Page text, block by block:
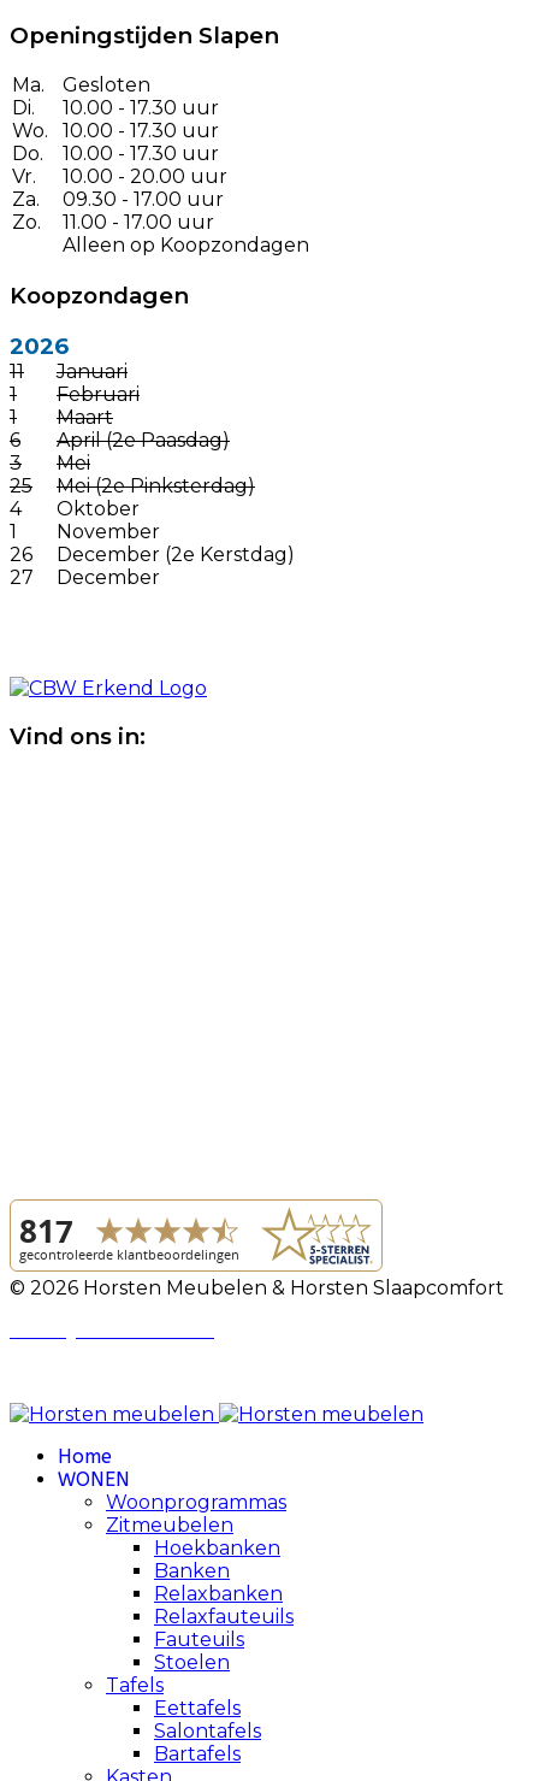
Openingstijden Slapen
Ma.
Di.
Wo.
Do.
Vr.
Za.
Zo.
Gesloten
10.00 - 17.30 uur
10.00 - 17.30 uur
10.00 - 17.30 uur
10.00 - 20.00 uur
09.30 - 17.00 uur
11.00 - 17.00 uur
Alleen op Koopzondagen
Koopzondagen
2026
11
Januari
1
Februari
1
Maart
6
April (2e Paasdag)
3
Mei
25
Mei (2e Pinksterdag)
4
Oktober
1
November
26
December (2e Kerstdag)
27
December
Vind ons in:
© 2026 Horsten Meubelen & Horsten Slaapcomfort
Home
WONEN
Woonprogrammas
Zitmeubelen
Hoekbanken
Banken
Relaxbanken
Relaxfauteuils
Fauteuils
Stoelen
Tafels
Eettafels
Salontafels
Bartafels